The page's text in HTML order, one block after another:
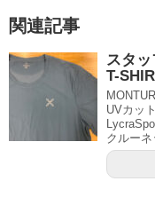
関連記事
スタッ
T-
UVカッ
クルーネ